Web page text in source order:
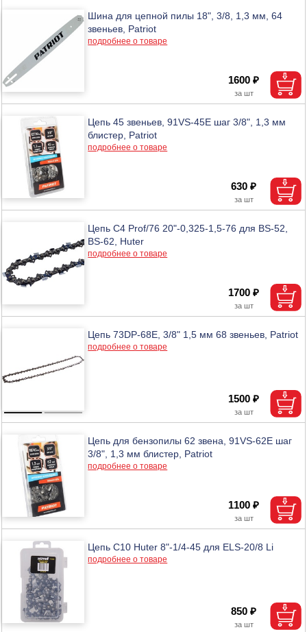
Шина для цепной пилы 18", 3/8, 1,3 мм, 64
звеньев, Patriot
подробнее о товаре
1600 ₽
Цепь 45 звеньев, 91VS-45Е шаг 3/8", 1,3 мм
блистер, Patriot
подробнее о товаре
630 ₽
Цепь C4 Prof/76 20"-0,325-1,5-76 для BS-52,
BS-62, Huter
подробнее о товаре
1700 ₽
Цепь 73DP-68E, 3/8" 1,5 мм 68 звеньев, Patriot
подробнее о товаре
1500 ₽
Цепь для бензопилы 62 звена, 91VS-62Е шаг
3/8", 1,3 мм блистер, Patriot
подробнее о товаре
1100 ₽
Цепь С10 Huter 8"-1/4-45 для ELS-20/8 Li
подробнее о товаре
850 ₽